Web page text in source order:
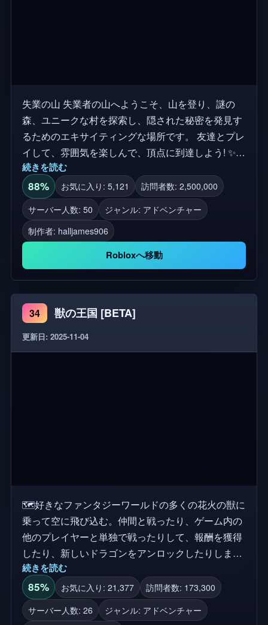
失業の山 失業者の山へようこそ、山を登り、謎の
森、ユニークな村を探索し、隠された秘密を発見す
るためのエキサイティングな場所です。 友達とプレ
イして、雰囲気を楽しんで、頂点に到達しよう! ✨主
な特徴: 運搬システム 💃 エモート 🌲秘密の森 🏚 ユニ
コーン・ビレッジ (Quest Coming Soon) 🗿光る彫刻
💠オーラシステム 🎵 音楽プレイリスト 🛒
Gamepassショップ ✨「冒険は始まったばかりだ!」
✨ タグ: mountain, climbing, hiking, obby, adventure,
explore, indonesia, village, forest, mountain, cave,
multiplayer, roleplay, fun, exciting, secret
続きを読む
88% お気に入り: 5,121
訪問者数: 2,500,000
サーバー人数: 50
ジャンル: アドベンチャー
制作者: halljames906
Robloxへ移動
34 獣の王国 [BETA]
更新日: 2025-11-04
🗺️好きなファンタジーワールドの多くの花火の獣に
乗って空に飛び込む。仲間と戦ったり、ゲーム内の
他のプレイヤーと単独で戦ったりして、報酬を獲得
したり、新しいドラゴンをアンロックしたりしまし
ょう。 📱💻 このゲームは、コンソールとVRを除く
すべてのRobloxサポートプラットフォームと互換性
があります。 Realm of Beastsは現在ベータ段階です
ので、バグや不具合を期待してください。しかし、
続きを読む
85% お気に入り: 21,377
訪問者数: 173,300
サーバー人数: 26
ジャンル: アドベンチャー